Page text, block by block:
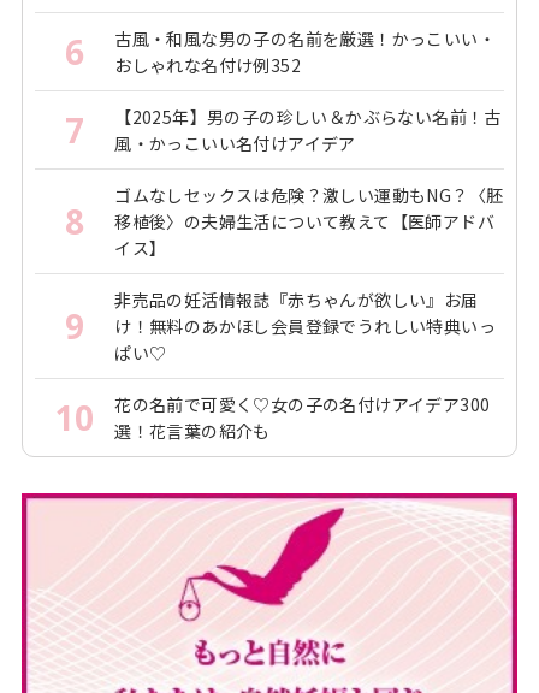
6
古風・和風な男の子の名前を厳選！かっこいい・
おしゃれな名付け例352
7
【2025年】男の子の珍しい＆かぶらない名前！古
風・かっこいい名付けアイデア
8
ゴムなしセックスは危険？激しい運動もNG？〈胚
移植後〉の夫婦生活について教えて【医師アドバ
イス】
9
非売品の妊活情報誌『赤ちゃんが欲しい』お届
け！無料のあかほし会員登録でうれしい特典いっ
ぱい♡
10
花の名前で可愛く♡女の子の名付けアイデア300
選！花言葉の紹介も